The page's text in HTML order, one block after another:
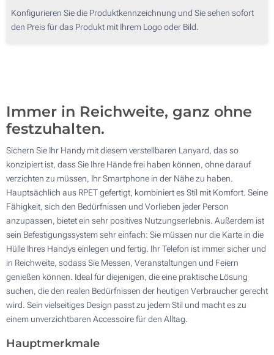
125
250
Konfigurieren Sie die Produktkennzeichnung und Sie sehen sofort
den Preis für das Produkt mit Ihrem Logo oder Bild.
Immer in Reichweite, ganz ohne
festzuhalten.
Sichern Sie Ihr Handy mit diesem verstellbaren Lanyard, das so
konzipiert ist, dass Sie Ihre Hände frei haben können, ohne darauf
verzichten zu müssen, Ihr Smartphone in der Nähe zu haben.
Hauptsächlich aus RPET gefertigt, kombiniert es Stil mit Komfort. Seine
Fähigkeit, sich den Bedürfnissen und Vorlieben jeder Person
anzupassen, bietet ein sehr positives Nutzungserlebnis. Außerdem ist
sein Befestigungssystem sehr einfach: Sie müssen nur die Karte in die
Hülle Ihres Handys einlegen und fertig. Ihr Telefon ist immer sicher und
in Reichweite, sodass Sie Messen, Veranstaltungen und Feiern
genießen können. Ideal für diejenigen, die eine praktische Lösung
suchen, die den realen Bedürfnissen der heutigen Verbraucher gerecht
wird. Sein vielseitiges Design passt zu jedem Stil und macht es zu
einem unverzichtbaren Accessoire für den Alltag.
Hauptmerkmale